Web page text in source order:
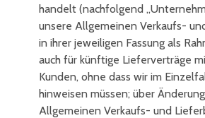
handelt (nachfolgend
unsere Allgemeinen Verkaufs-
in ihrer jeweiligen Fassung als
auch für künftige Lieferverträge
Kunden, ohne dass wir im
hinweisen müssen; über
Allgemeinen Verkaufs- und